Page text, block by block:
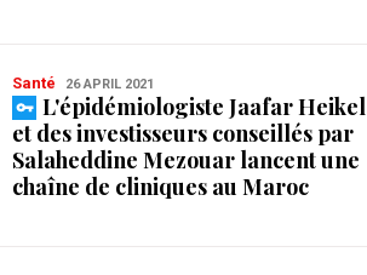
Santé 26 APRIL 2021
L'épidémiologiste Jaafar Heikel
et des investisseurs conseillés par
Salaheddine Mezouar lancent une
chaîne de cliniques au Maroc